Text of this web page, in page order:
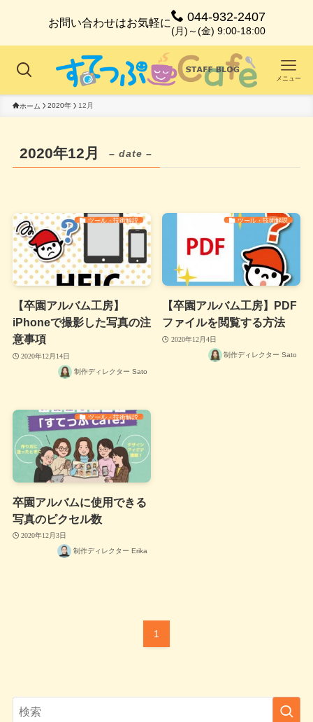
お問い合わせはお気軽に 044-932-2407
(月)～(金) 9:00-18:00
メニュー
ホーム 2020年 12月
2020年12月 – date –
ツール・技術解説
【卒園アルバム工房】
iPhoneで撮影した写真の注
意事項
2020年12月14日
制作ディレクター Sato
ツール・技術解説
【卒園アルバム工房】PDF
ファイルを閲覧する方法
2020年12月4日
制作ディレクター Sato
ツール・技術解説
卒園アルバムに使用できる
写真のピクセル数
2020年12月3日
制作ディレクター Erika
1